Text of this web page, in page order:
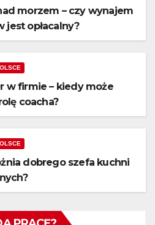
morzem – czy wynajem
jest opłacalny?
w firmie – kiedy może
coacha?
dobrego szefa kuchni